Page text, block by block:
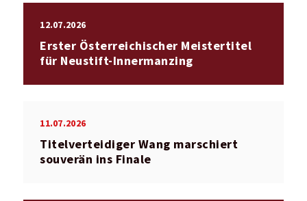
12.07.2026
Erster Österreichischer Meistertitel
für Neustift-Innermanzing
11.07.2026
Titelverteidiger Wang marschiert
souverän ins Finale